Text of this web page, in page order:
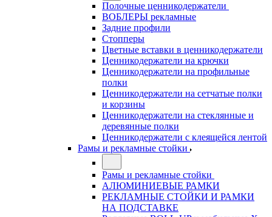
Полочные ценникодержатели
ВОБЛЕРЫ рекламные
Задние профили
Стопперы
Цветные вставки в ценникодержатели
Ценникодержатели на крючки
Ценникодержатели на профильные
полки
Ценникодержатели на сетчатые полки
и корзины
Ценникодержатели на стеклянные и
деревянные полки
Ценникодержатели с клеящейся лентой
Рамы и рекламные стойки
Рамы и рекламные стойки
АЛЮМИНИЕВЫЕ РАМКИ
РЕКЛАМНЫЕ СТОЙКИ И РАМКИ
НА ПОДСТАВКЕ